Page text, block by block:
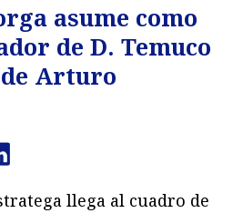
asume como
de D. Temuco
Arturo
llega al cuadro de